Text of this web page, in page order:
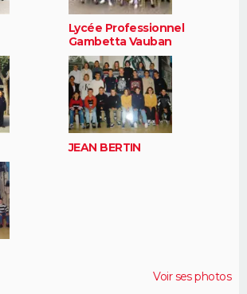
Lycée Professionnel
Gambetta Vauban
JEAN BERTIN
Voir ses photos